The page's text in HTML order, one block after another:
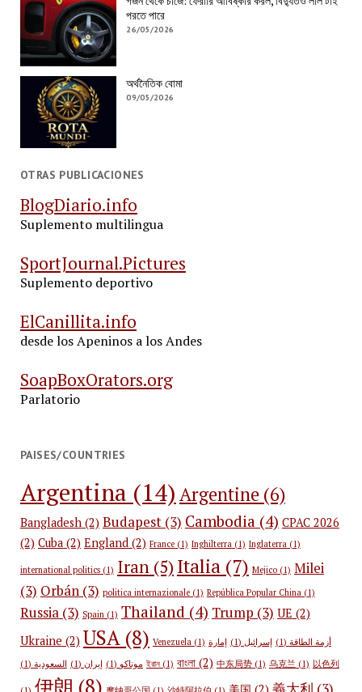
পরতে পারে
26/05/2026
অর্থনৈতিক বোমা
09/05/2026
OTRAS PUBLICACIONES
BlogDiario.info
Suplemento multilingua
SportJournal.Pictures
Suplemento deportivo
ElCanillita.info
desde los Apeninos a los Andes
SoapBoxOrators.org
Parlatorio
PAISES/COUNTRIES
Argentina (14) Argentine(6)
Bangladesh(2) Budapest(3) Cambodia (4) CPAC 2026
(2) Cuba(2) England(2) France(1) Inghilterra (1) Inglaterra (1)
international politics(1) Iran(5) Italia(7) Mejico(1) Milei
(3) Orbán(3) politica internazionale(1) República Popular China (1)
Russia(3) Spain (1) Thailand (4) Trump (3) UE (2)
Ukraine (2) USA(8) Venezuela (1) أزمة الطاقة (1) إسرائيل (1)
إمارة
موناكو (1) إيران (1) السعودية (1) ইরান(1) বাংলা(2) 中东局势(1) 乌克兰 (1) 以色列
伊朗 (8) 美国 (2) 義大利 (3)